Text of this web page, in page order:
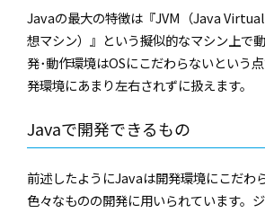
Javaの最大の特徴は『JVM（Java
想マシン）』という擬似的なマシン上で
発･動作環境はOSにこだわらないという
発環境にあまり左右されずに扱えます。
Javaで開発できるもの
前述したようにJavaは開発環境にこだわ
色々なものの開発に用いられています。